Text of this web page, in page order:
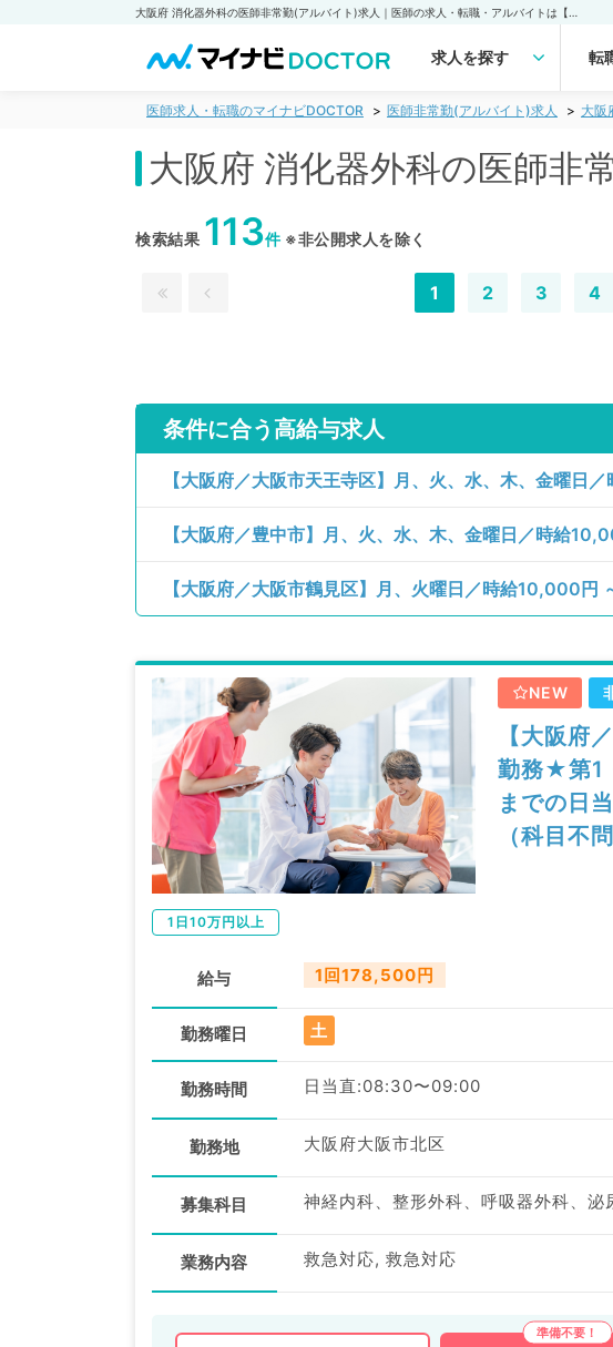
求人を探す 転
医師求人・転職のマイナビDOCTOR 医師非常勤(アルバイト)求人 大阪
大阪府 消化器外科の医師非
検索結果 113件※非公開求人を除く
1 2 3 4
条件に合う高給与求人
NEW
【大阪府
勤務★第1
までの日
（科目不
1日10万円以上
給与 1回178,500円
勤務曜日 土
勤務時間 日当直:08:30〜09:00
勤務地 大阪府大阪市北区
募集科目
業務内容 救急対応, 救急対応